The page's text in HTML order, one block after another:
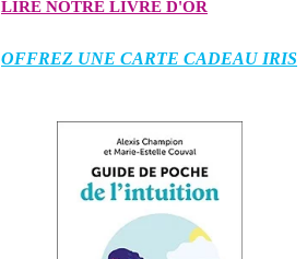
LIRE NOTRE LIVRE D'OR
OFFREZ UNE CARTE CADEAU IRIS